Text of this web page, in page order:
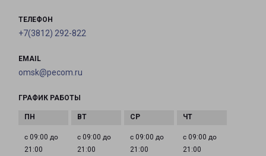
ТЕЛЕФОН
+7(3812) 292-822
EMAIL
omsk@pecom.ru
ГРАФИК РАБОТЫ
с 09:00 до
21:00
с 09:00 до
21:00
с 09:00 до
21:00
с 09:00 до
21:00